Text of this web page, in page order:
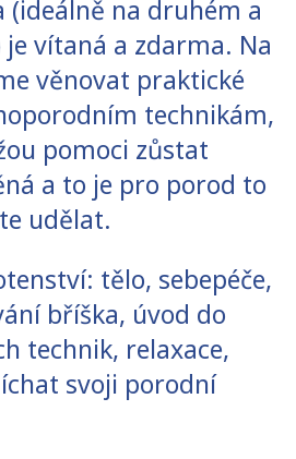
(ideálně na druhém a
vítaná a zdarma. Na
věnovat praktické
technikám,
pomoci zůstat
a to je pro porod to
udělat.
tělo, sebepéče,
bříška, úvod do
technik, relaxace,
svoji porodní